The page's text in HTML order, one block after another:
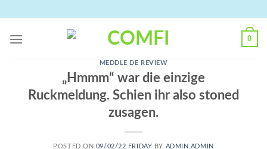
content
0
MEDDLE DE REVIEW
„Hmmm“ war die einzige
Ruckmeldung. Schien ihr also stoned
zusagen.
POSTED ON 09/02/22 FRIDAY BY ADMIN ADMIN